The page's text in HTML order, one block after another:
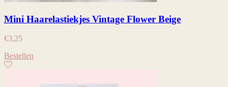
Mini Haarelastiekjes Vintage Flower Beige
€3,25
Bestellen